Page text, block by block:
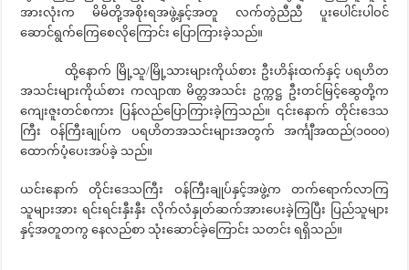
အားလုံးက မိမိတို့အစိုးရအဖွဲ့နှင့်အတူ လက်တွဲညီညီ ပူးပေါင်းပါဝင်
ဆောင်ရွက်ကြေစေလိုကြောင်း ပြောကြားခဲ့သည်။
ထို့နောက် မြို့သူ/မြို့သားများကိုယ်စား ဦးဟိန်းထက်နှင့် ပရဟိတ
အသင်းများကိုယ်စား ကလျာဏ မိတ္တအသင်း ဥက္ကဋ္ဌ ဦးတင်မြင့်ဆွေတို့က
ကျေးဇူးတင်စကား ပြန်လည်ပြောကြားခဲ့ကြသည်။ ၎င်းနောက် တိုင်းဒေသ
ကြီး ဝန်ကြီးချုပ်က ပရဟိတအသင်းများအတွက် အင်္ကျီအထည်(၁၀၀၀)
ထောက်ပံ့ပေးအပ်ခဲ့ သည်။
ယင်းနောက် တိုင်းဒေသကြီး ဝန်ကြီးချုပ်နှင့်အဖွဲ့က တက်ရောက်လာကြ
သူများအား ရင်းရင်းနှီးနှီး လိုက်လံနှုတ်ဆက်အားပေးခဲ့ကြပြီး ပြည်သူများ
နှင့်အတူတကွ နေလည်စာ သုံးဆောင်ခဲ့ကြောင်း သတင်း ရရှိသည်။